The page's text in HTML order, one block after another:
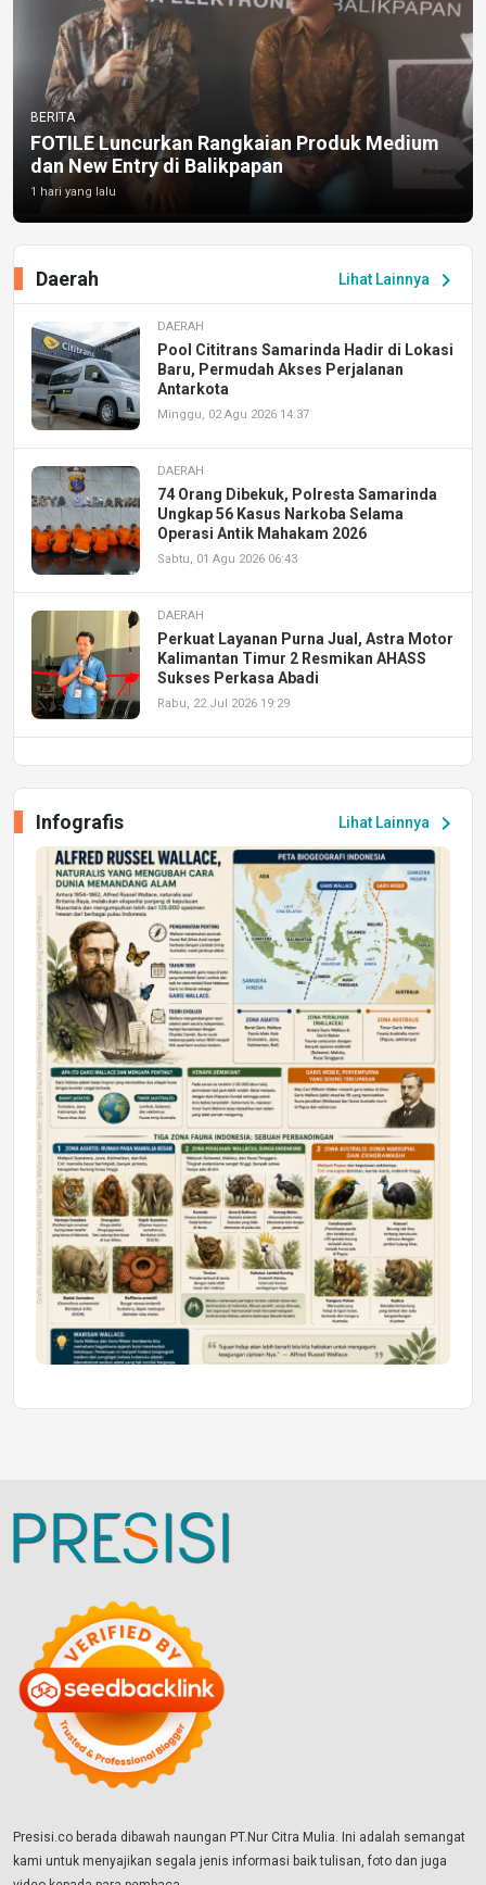
BERITA
FOTILE Luncurkan Rangkaian Produk Medium
dan New Entry di Balikpapan
1 hari yang lalu
Lihat Lainnya chevron_right
Daerah
DAERAH
Pool Cititrans Samarinda Hadir di Lokasi
Baru, Permudah Akses Perjalanan
Antarkota
Minggu, 02 Agu 2026 14:37
DAERAH
74 Orang Dibekuk, Polresta Samarinda
Ungkap 56 Kasus Narkoba Selama
Operasi Antik Mahakam 2026
Sabtu, 01 Agu 2026 06:43
DAERAH
Perkuat Layanan Purna Jual, Astra Motor
Kalimantan Timur 2 Resmikan AHASS
Sukses Perkasa Abadi
Rabu, 22 Jul 2026 19:29
Peluang Kerja dan Magang
Jumat, 17 Jul 2026 22:30
DAERAH
Astra Motor Kalimantan Timur 2 Dukung
Mahasiswa Samarinda dalam Astra
Honda SDGs Future Leaders 2026
Jumat, 10 Jul 2026 19:01
Lihat Lainnya chevron_right
Infografis
Presisi.co berada dibawah naungan PT.Nur Citra Mulia. Ini adalah semangat
kami untuk menyajikan segala jenis informasi baik tulisan, foto dan juga